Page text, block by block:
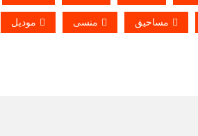
مساحيق منسى موديل